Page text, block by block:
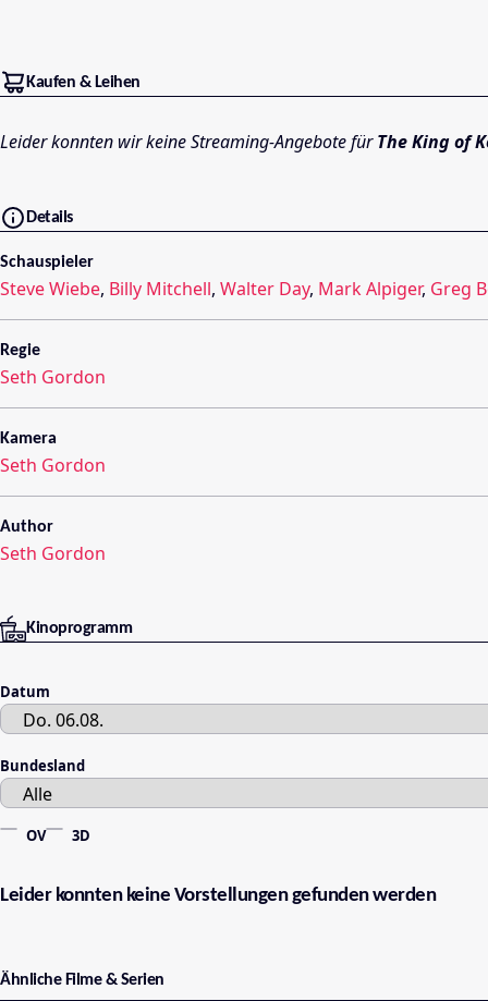
Kaufen & Leihen
Leider konnten wir keine Streaming-Angebote fürThe King of
Details
Schauspieler
Steve Wiebe, Billy Mitchell, Walter Day, Mark Alpiger, Greg
Regie
Seth Gordon
Kamera
Seth Gordon
Author
Seth Gordon
Kinoprogramm
Datum
Bundesland
OV 3D
Leider konnten keine Vorstellungen gefunden werden
Ähnliche Filme & Serien